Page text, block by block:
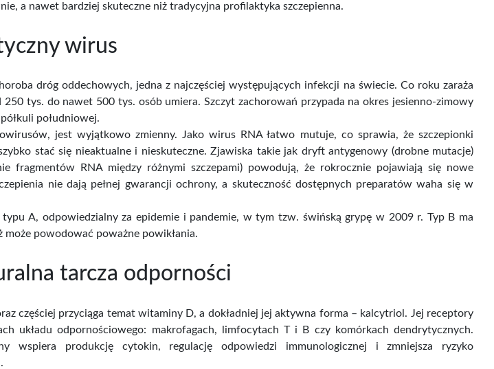
- 70 g Nagietek kwiat 250g
Kod otyłości - dr Jason
a nawet bardziej skuteczne niż tradycyjna profilaktyka szczepienna.
wirus
dróg oddechowych, jedna z najczęściej występujących infekcji na świecie. Co roku zaraża
tys. do nawet 500 tys. osób umiera. Szczyt zachorowań przypada na okres jesienno-zimowy
południowej.
jest wyjątkowo zmienny. Jako wirus RNA łatwo mutuje, co sprawia, że szczepionki
stać się nieaktualne i nieskuteczne. Zjawiska takie jak dryft antygenowy (drobne mutacje)
fragmentów RNA między różnymi szczepami) powodują, że rokrocznie pojawiają się nowe
nie dają pełnej gwarancji ochrony, a skuteczność dostępnych preparatów waha się w
A, odpowiedzialny za epidemie i pandemie, w tym tzw. świńską grypę w 2009 r. Typ B ma
może powodować poważne powikłania.
tarcza odporności
częściej przyciąga temat witaminy D, a dokładniej jej aktywna forma – kalcytriol. Jej receptory
układu odpornościowego: makrofagach, limfocytach T i B czy komórkach dendrytycznych.
wspiera produkcję cytokin, regulację odpowiedzi immunologicznej i zmniejsza ryzyko